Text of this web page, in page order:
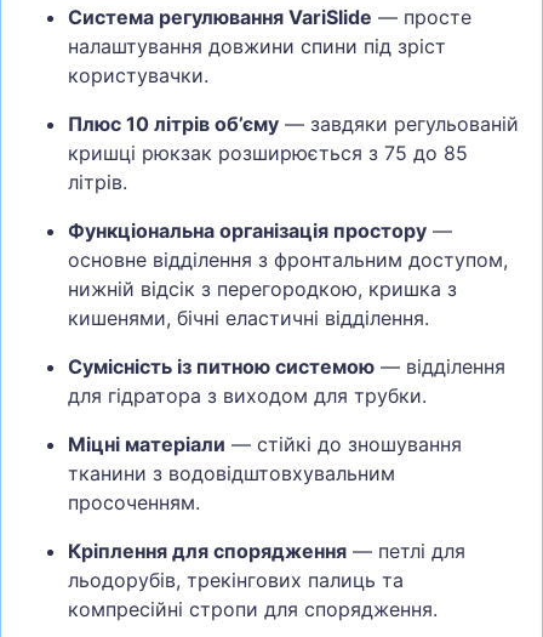
Система регулювання VariSlide — просте
налаштування довжини спини під зріст
користувачки.
Плюс 10 літрів об’єму — завдяки регульованій
кришці рюкзак розширюється з 75 до 85
літрів.
Функціональна організація простору —
основне відділення з фронтальним доступом,
нижній відсік з перегородкою, кришка з
кишенями, бічні еластичні відділення.
Сумісність із питною системою — відділення
для гідратора з виходом для трубки.
Міцні матеріали — стійкі до зношування
тканини з водовідштовхувальним
просоченням.
Кріплення для спорядження — петлі для
льодорубів, трекінгових палиць та
компресійні стропи для спорядження.